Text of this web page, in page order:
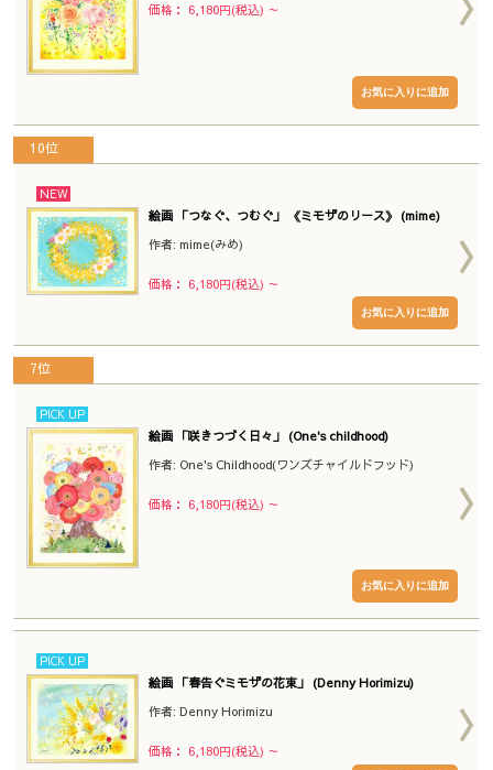
価格： 6,180円(税込) ～
10位
NEW
絵画 「つなぐ、つむぐ」 《ミモザのリース》 (mime)
作者: mime(みめ)
価格： 6,180円(税込) ～
7位
PICK UP
絵画 「咲きつづく日々」 (One's childhood)
作者: One's Childhood(ワンズチャイルドフッド)
価格： 6,180円(税込) ～
PICK UP
絵画 「春告ぐミモザの花束」 (Denny Horimizu)
作者: Denny Horimizu
価格： 6,180円(税込) ～